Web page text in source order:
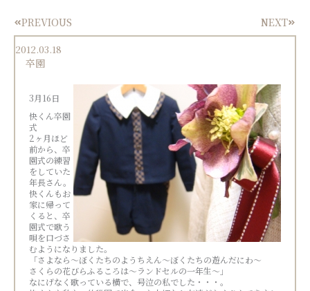
PrevPREVIOUS NEXTNext
2012.03.18
卒園
3月16日
快くん卒園
式
2ヶ月ほど
前から、卒
園式の練習
をしていた
年長さん。
快くんもお
家に帰って
くると、卒
園式で歌う
唄を口づさ
むようになりました。
「さよなら～ぼくたちのようちえん～ぼくたちの遊んだにわ～
さくらの花びらふるころは～ランドセルの一年生～」
なにげなく歌っている横で、号泣の私でした・・・。